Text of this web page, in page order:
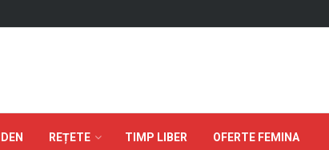
REȚETE TIMP LIBER OFERTE FEMINA